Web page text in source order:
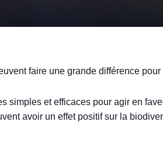
faire une grande différence
simples et efficaces pour agir en
avoir un effet positif sur la